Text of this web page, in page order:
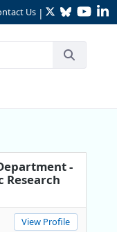
Us | TwitterBluesky
-
Research
View Profile